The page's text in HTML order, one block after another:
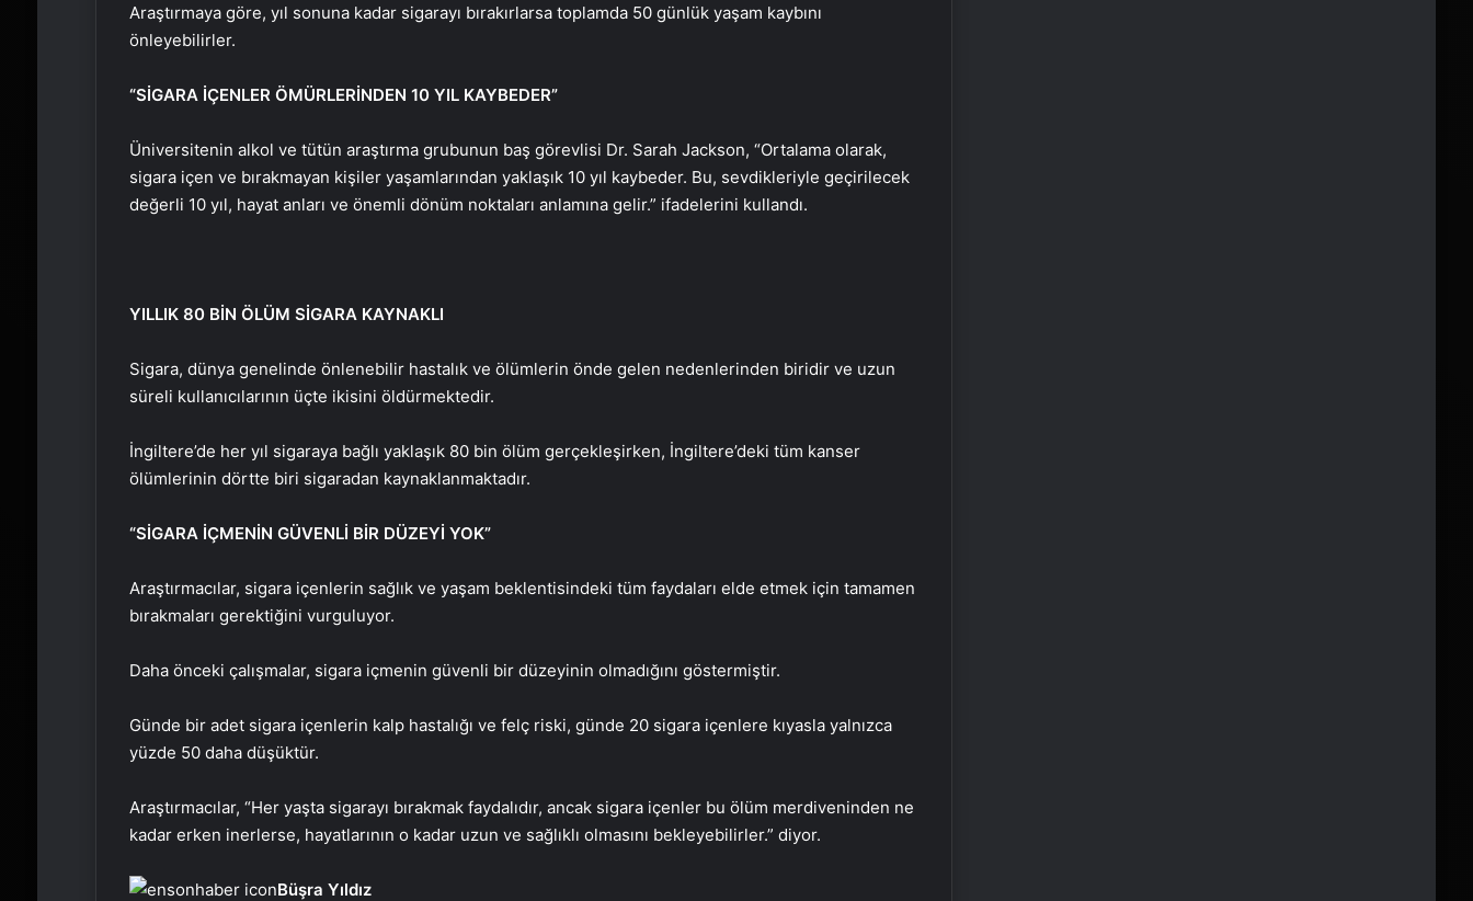
Araştırmaya göre, yıl sonuna kadar sigarayı bırakırlarsa toplamda 50 günlük yaşam kaybını
önleyebilirler.
“SİGARA İÇENLER ÖMÜRLERİNDEN 10 YIL KAYBEDER”
Üniversitenin alkol ve tütün araştırma grubunun baş görevlisi Dr. Sarah Jackson, “Ortalama olarak,
sigara içen ve bırakmayan kişiler yaşamlarından yaklaşık 10 yıl kaybeder. Bu, sevdikleriyle geçirilecek
değerli 10 yıl, hayat anları ve önemli dönüm noktaları anlamına gelir.” ifadelerini kullandı.
YILLIK 80 BİN ÖLÜM SİGARA KAYNAKLI
Sigara, dünya genelinde önlenebilir hastalık ve ölümlerin önde gelen nedenlerinden biridir ve uzun
süreli kullanıcılarının üçte ikisini öldürmektedir.
İngiltere’de her yıl sigaraya bağlı yaklaşık 80 bin ölüm gerçekleşirken, İngiltere’deki tüm kanser
ölümlerinin dörtte biri sigaradan kaynaklanmaktadır.
“SİGARA İÇMENİN GÜVENLİ BİR DÜZEYİ YOK”
Araştırmacılar, sigara içenlerin sağlık ve yaşam beklentisindeki tüm faydaları elde etmek için tamamen
bırakmaları gerektiğini vurguluyor.
Daha önceki çalışmalar, sigara içmenin güvenli bir düzeyinin olmadığını göstermiştir.
Günde bir adet sigara içenlerin kalp hastalığı ve felç riski, günde 20 sigara içenlere kıyasla yalnızca
yüzde 50 daha düşüktür.
Araştırmacılar, “Her yaşta sigarayı bırakmak faydalıdır, ancak sigara içenler bu ölüm merdiveninden ne
kadar erken inerlerse, hayatlarının o kadar uzun ve sağlıklı olmasını bekleyebilirler.” diyor.
Büşra Yıldız
Squat hareketinde ağrı hissetmenin
önerisi